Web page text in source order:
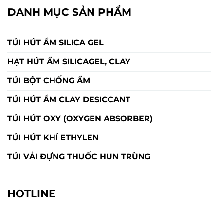
DANH MỤC SẢN PHẨM
TÚI HÚT ẨM SILICA GEL
HẠT HÚT ẨM SILICAGEL, CLAY
TÚI BỘT CHỐNG ẨM
TÚI HÚT ẨM CLAY DESICCANT
TÚI HÚT OXY (OXYGEN ABSORBER)
TÚI HÚT KHÍ ETHYLEN
TÚI VẢI ĐỰNG THUỐC HUN TRÙNG
HOTLINE